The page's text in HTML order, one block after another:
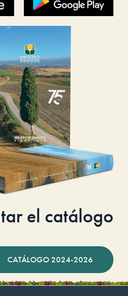
el catálogo
CATÁLOGO 2024-2026